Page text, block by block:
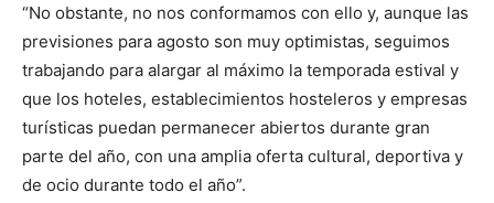
“No obstante, no nos conformamos con ello y, aunque las
previsiones para agosto son muy optimistas, seguimos
trabajando para alargar al máximo la temporada estival y
que los hoteles, establecimientos hosteleros y empresas
turísticas puedan permanecer abiertos durante gran
parte del año, con una amplia oferta cultural, deportiva y
de ocio durante todo el año”.